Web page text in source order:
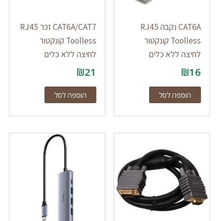
CAT6A נקבה RJ45
Toolless קונקטור
לחיצה ללא כלים
₪16
הוספה לסל
CAT6A/CAT7 זכר RJ45
Toolless קונקטור
לחיצה ללא כלים
₪21
הוספה לסל